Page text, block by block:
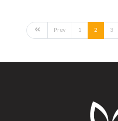
Prev 1 2 3